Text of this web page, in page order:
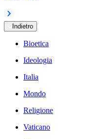
Indietro
Bioetica
Ideologia
Italia
Mondo
Religione
Vaticano